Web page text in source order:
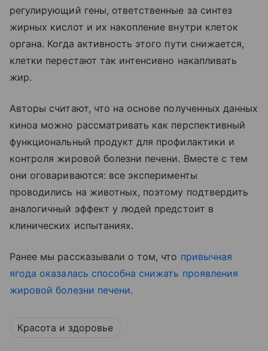
регулирующий гены, ответственные за синтез
жирных кислот и их накопление внутри клеток
органа. Когда активность этого пути снижается,
клетки перестают так интенсивно накапливать
жир.
Авторы считают, что на основе полученных данных
киноа можно рассматривать как перспективный
функциональный продукт для профилактики и
контроля жировой болезни печени. Вместе с тем
они оговариваются: все эксперименты
проводились на животных, поэтому подтвердить
аналогичный эффект у людей предстоит в
клинических испытаниях.
Ранее мы рассказывали о том, что привычная
ягода оказалась способна снижать проявления
жировой болезни печени.
Красота и здоровье